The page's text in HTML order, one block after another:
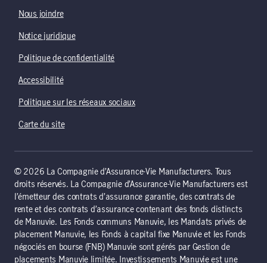
Nous joindre
Notice juridique
Politique de confidentialité
Accessibilité
Politique sur les réseaux sociaux
Carte du site
© 2026 La Compagnie d’Assurance-Vie Manufacturers. Tous
droits réservés. La Compagnie d’Assurance-Vie Manufacturers est
l’émetteur des contrats d’assurance garantie, des contrats de
rente et des contrats d’assurance contenant des fonds distincts
de Manuvie. Les Fonds communs Manuvie, les Mandats privés de
placement Manuvie, les Fonds à capital fixe Manuvie et les Fonds
négociés en bourse (FNB) Manuvie sont gérés par Gestion de
placements Manuvie limitée. Investissements Manuvie est une